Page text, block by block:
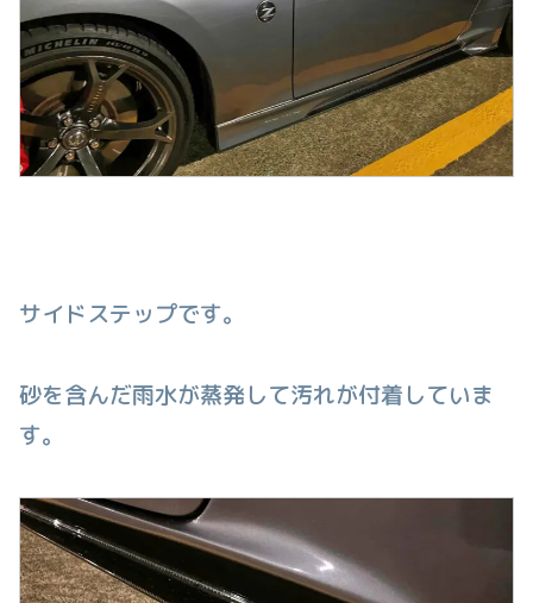
サイドステップです。
砂を含んだ雨水が蒸発して汚れが付着していま
す。